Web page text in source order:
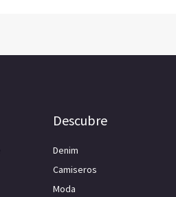
Descubre
Denim
Camiseros
Moda